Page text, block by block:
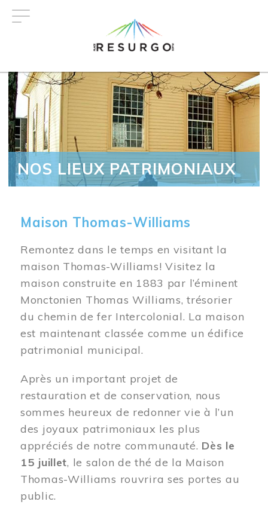
NOS LIEUX PATRIMONIAUX
Maison Thomas-Williams
Remontez dans le temps en visitant la
maison Thomas-Williams! Visitez la
maison construite en 1883 par l’éminent
Monctonien Thomas Williams, trésorier
du chemin de fer Intercolonial. La maison
est maintenant classée comme un édifice
patrimonial municipal.
Après un important projet de
restauration et de conservation, nous
sommes heureux de redonner vie à l’un
des joyaux patrimoniaux les plus
appréciés de notre communauté. Dès le
15 juillet, le salon de thé de la Maison
Thomas-Williams rouvrira ses portes au
public.